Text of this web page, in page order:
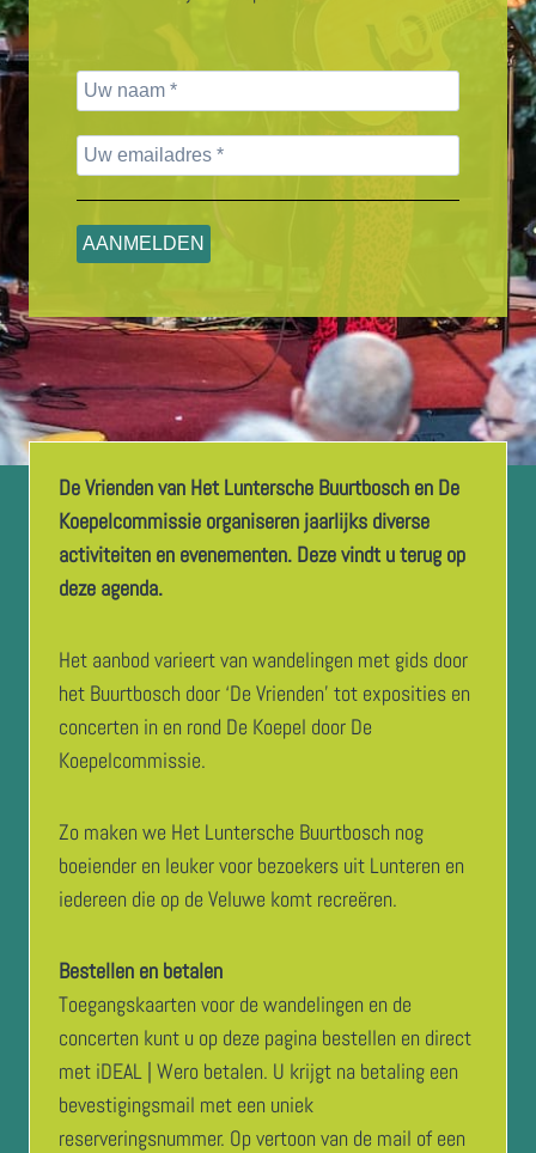
De Vrienden van Het Luntersche Buurtbosch en De
Koepelcommissie organiseren jaarlijks diverse
activiteiten en evenementen. Deze vindt u terug op
deze agenda.
Het aanbod varieert van wandelingen met gids door
het Buurtbosch door ‘De Vrienden’ tot exposities en
concerten in en rond De Koepel door De
Koepelcommissie.
Zo maken we Het Luntersche Buurtbosch nog
boeiender en leuker voor bezoekers uit Lunteren en
iedereen die op de Veluwe komt recreëren.
Bestellen en betalen
Toegangskaarten voor de wandelingen en de
concerten kunt u op deze pagina bestellen en direct
met iDEAL | Wero betalen. U krijgt na betaling een
bevestigingsmail met een uniek
reserveringsnummer. Op vertoon van de mail of een